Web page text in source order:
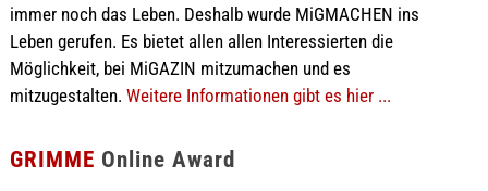
immer noch das Leben. Deshalb wurde MiGMACHEN ins
Leben gerufen. Es bietet allen allen Interessierten die
Möglichkeit, bei MiGAZIN mitzumachen und es
mitzugestalten. Weitere Informationen gibt es hier ...
GRIMME Online Award